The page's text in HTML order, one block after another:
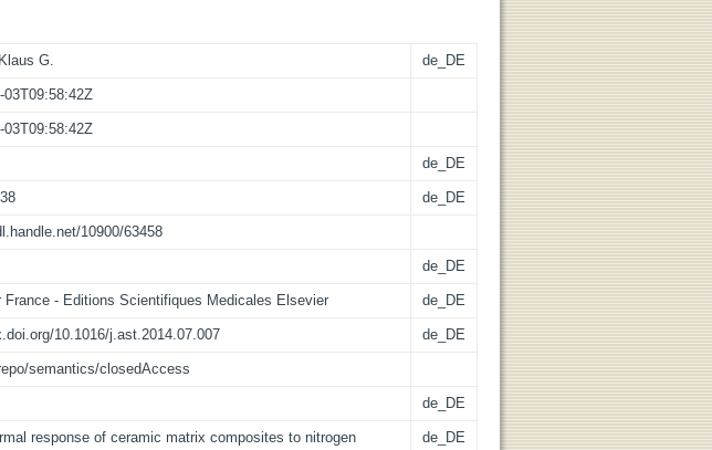
G. de_DE
03T09:58:42Z
03T09:58:42Z
de_DE
de_DE
10900/63458
de_DE
France - Editions Scientifiques Medicales Elsevier de_DE
10.1016/j.ast.2014.07.007 de_DE
semantics/closedAccess
de_DE
response of ceramic matrix composites to nitrogen
de_DE